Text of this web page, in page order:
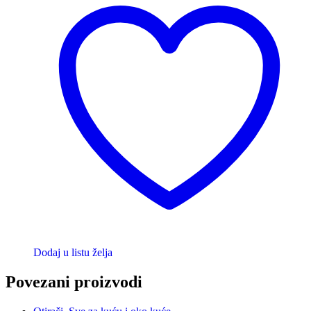
Dodaj u listu želja
Povezani proizvodi